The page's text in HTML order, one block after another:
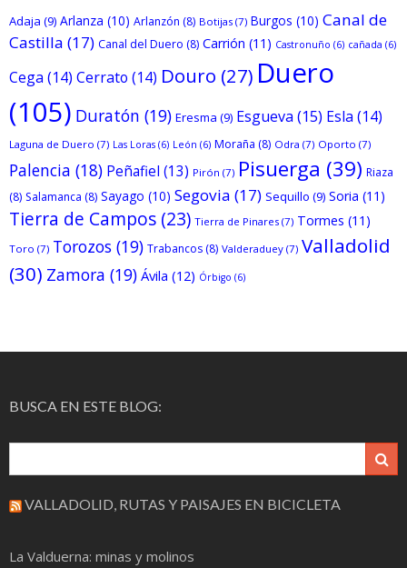
Adaja (9) Arlanza (10) Arlanzón (8) Botijas (7) Burgos (10) Canal de
Castilla (17) Canal del Duero (8) Carrión (11) Castronuño (6) cañada (6)
Cega (14) Cerrato (14) Douro (27) Duero
(105) Duratón (19) Eresma (9) Esgueva (15) Esla (14)
Laguna de Duero (7) Las Loras (6) León (6) Moraña (8) Odra (7) Oporto (7)
Palencia (18) Peñafiel (13) Pirón (7) Pisuerga (39) Riaza
(8) Salamanca (8) Sayago (10) Segovia (17) Sequillo (9) Soria (11)
Tierra de Campos (23) Tierra de Pinares (7) Tormes (11)
Toro (7) Torozos (19) Trabancos (8) Valderaduey (7) Valladolid
(30) Zamora (19) Ávila (12) Órbigo (6)
BUSCA EN ESTE BLOG:
VALLADOLID, RUTAS Y PAISAJES EN BICICLETA
La Valduerna: minas y molinos